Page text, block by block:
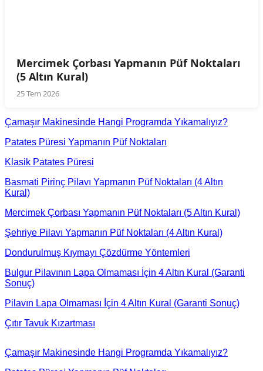
Mercimek Çorbası Yapmanın Püf Noktaları
(5 Altın Kural)
25 Tem 2026
Çamaşır Makinesinde Hangi Programda Yıkamalıyız?
Patates Püresi Yapmanın Püf Noktaları
Klasik Patates Püresi
Basmati Pirinç Pilavı Yapmanın Püf Noktaları (4 Altın
Kural)
Mercimek Çorbası Yapmanın Püf Noktaları (5 Altın Kural)
Şehriye Pilavı Yapmanın Püf Noktaları (4 Altın Kural)
Dondurulmuş Kıymayı Çözdürme Yöntemleri
Bulgur Pilavının Lapa Olmaması İçin 4 Altın Kural (Garanti
Sonuç)
Pilavın Lapa Olmaması İçin 4 Altın Kural (Garanti Sonuç)
Çıtır Tavuk Kızartması
Çamaşır Makinesinde Hangi Programda Yıkamalıyız?